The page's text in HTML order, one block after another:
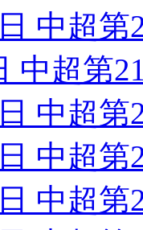
中超
中超第
中超
中超
中超